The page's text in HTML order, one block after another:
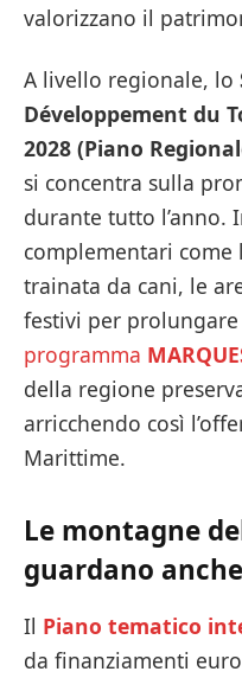
valorizzano il
A livello regionale, lo
Développement du
2028 (Piano
si concentra sulla
durante tutto l’anno.
complementari
trainata da cani, le
festivi per
programma
della regione
arricchendo così
Marittime.
Le montagne
guardano
Il Piano tematico
da finanziamenti